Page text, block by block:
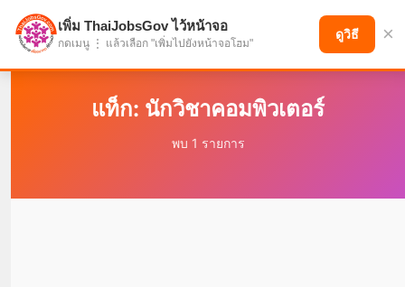
แบ่งปันโอกาส เพื่ออนาคตที่ก้าวหน้า
แท็ก: นักวิชาคอมพิวเตอร์
พบ 1 รายการ
เพิ่ม ThaiJobsGov ไว้หน้าจอ
กดเมนู ⋮ แล้วเลือก "เพิ่มไปยังหน้าจอโฮม"
ดูวิธี ×